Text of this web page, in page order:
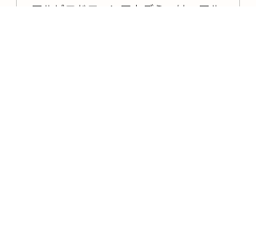
アルピコドローンアカデミーは、アル